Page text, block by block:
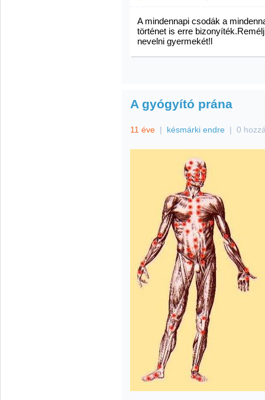
A mindennapi csodák a
történet is erre
nevelni gyermekét!l
A gyógyító prána
11 éve | késmárki endre | 0